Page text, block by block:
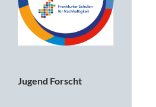
Jugend Forscht